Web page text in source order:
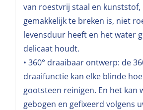
van roestvrij staal en kunststof,
gemakkelijk te breken is, niet
levensduur heeft en het water
delicaat houdt.
• 360° draaibaar ontwerp: de
draaifunctie kan elke blinde
gootsteen reinigen. En het kan
gebogen en gefixeerd volgens